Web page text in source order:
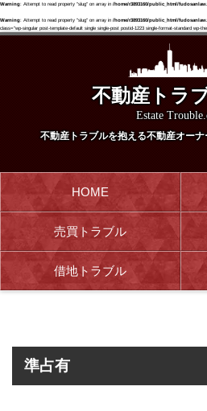
Warning: Attempt to read property "slug" on array in /home/r3893160/public_html/
Warning: Attempt to read property "slug" on array in /home/r3893160/public_html/
class="wp-singular post-template-default single single-post postid-1223 single-format-standard wp-
不動産トラ
Estate
不動産トラブルを抱える不動産オー
HOME
売買トラブル
借地トラブル
準占有